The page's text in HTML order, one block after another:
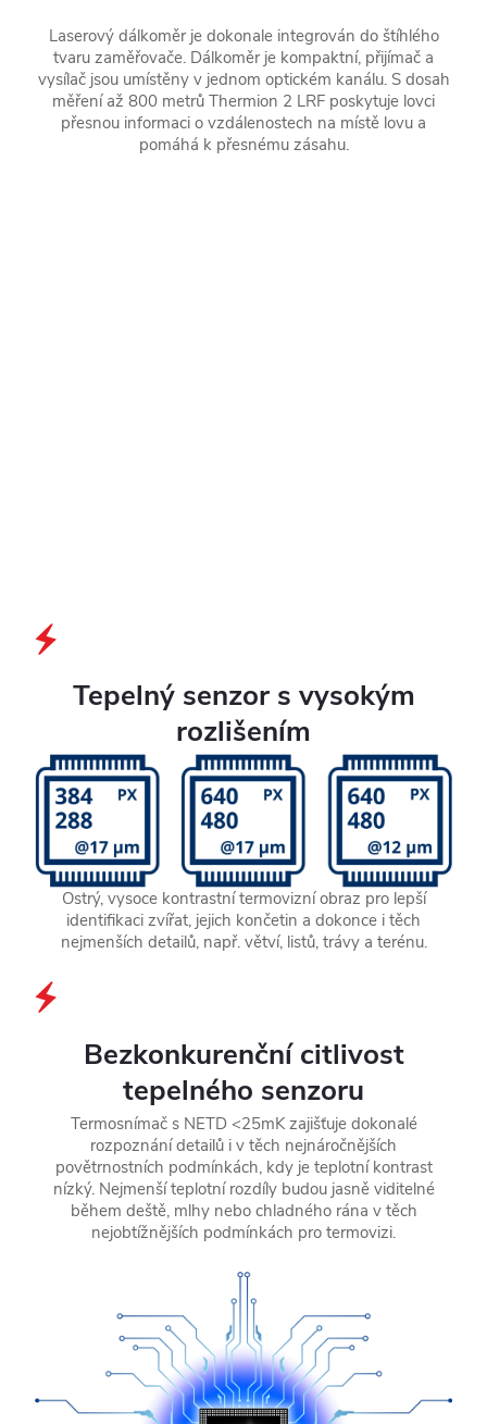
Laserový dálkoměr je dokonale integrován do štíhlého
tvaru zaměřovače. Dálkoměr je kompaktní, přijímač a
vysílač jsou umístěny v jednom optickém kanálu. S dosah
měření až 800 metrů Thermion 2 LRF poskytuje lovci
přesnou informaci o vzdálenostech na místě lovu a
pomáhá k přesnému zásahu.
Tepelný senzor s vysokým
rozlišením
Ostrý, vysoce kontrastní termovizní obraz pro lepší
identifikaci zvířat, jejich končetin a dokonce i těch
nejmenších detailů, např. větví, listů, trávy a terénu.
Bezkonkurenční citlivost
tepelného senzoru
Termosnímač s NETD <25mK zajišťuje dokonalé
rozpoznání detailů i v těch nejnáročnějších
povětrnostních podmínkách, kdy je teplotní kontrast
nízký. Nejmenší teplotní rozdíly budou jasně viditelné
během deště, mlhy nebo chladného rána v těch
nejobtížnějších podmínkách pro termovizi.